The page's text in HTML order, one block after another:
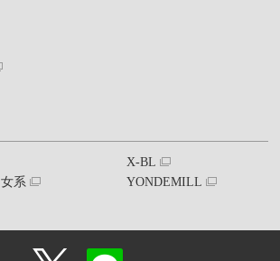
系
X-BL
YONDEMILL